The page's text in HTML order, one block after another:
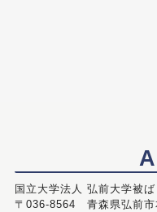
国立大学法人 弘前大学被
〒036-8564 青森県弘前市